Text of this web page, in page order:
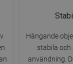
Hängande
stabila och
användning.